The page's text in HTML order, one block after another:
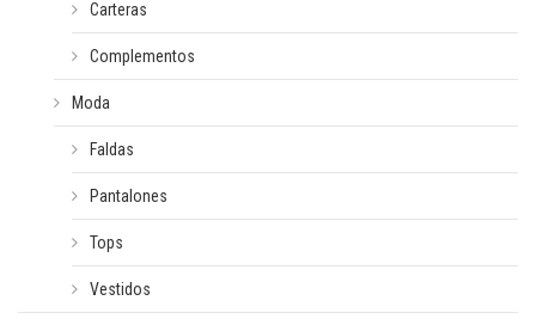
Carteras
Complementos
Moda
Faldas
Pantalones
Tops
Vestidos